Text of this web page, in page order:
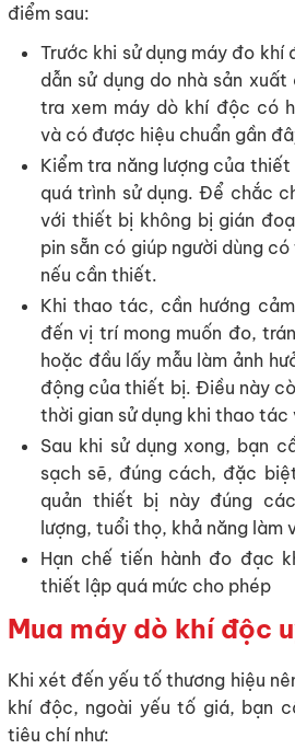
điểm sau:
Trước khi sử dụng máy đo
dẫn sử dụng do nhà sản
tra xem máy dò khí độc có
và có được hiệu chuẩn gần
Kiểm tra năng lượng của
quá trình sử dụng. Để chắc
với thiết bị không bị gián
pin sẵn có giúp người dùng
nếu cần thiết.
Khi thao tác, cần hướng
đến vị trí mong muốn đo,
hoặc đầu lấy mẫu làm ảnh
động của thiết bị. Điều này
thời gian sử dụng khi thao
Sau khi sử dụng xong, bạn
sạch sẽ, đúng cách, đặc
quản thiết bị này đúng
lượng, tuổi thọ, khả năng làm
Hạn chế tiến hành đo đạc
thiết lập quá mức cho phép
Mua máy dò khí độc
Khi xét đến yếu tố thương hiệu
khí độc, ngoài yếu tố giá, bạn
tiêu chí như: